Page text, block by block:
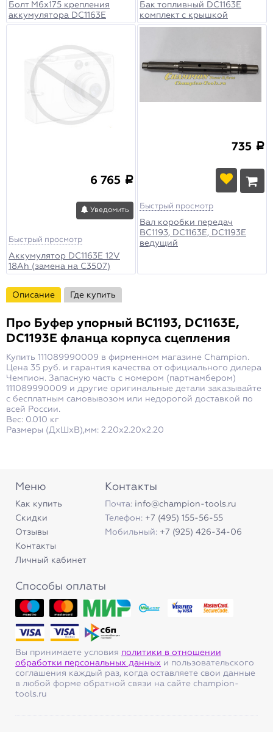
Болт М6х175 крепления
аккумулятора DC1163E
Бак топливный DC1163E
комплект с крышкой
6 765 a
Уведомить
Быстрый просмотр
Аккумулятор DC1163E 12V
18Ah (замена на C3507)
735 a
Быстрый просмотр
Вал коробки передач
BC1193, DC1163E, DC1193E
ведущий
Описание Где купить
Про Буфер упорный BC1193, DC1163E,
DC1193E фланца корпуса сцепления
Купить 111089990009 в фирменном магазине Champion.
Цена 35 руб. и гарантия качества от официального дилера
Чемпион. Запасную часть с номером (партнамбером)
111089990009 и другие оригинальные детали заказывайте
с бесплатным самовывозом или недорогой доставкой по
всей России.
Вес: 0.010 кг
Размеры (ДxШxВ),мм: 2.20x2.20x2.20
Меню
Как купить
Скидки
Отзывы
Контакты
Личный кабинет
Контакты
Почта: info@champion-tools.ru
Телефон: +7 (495) 155-56-55
Мобильный: +7 (925) 426-34-06
Способы оплаты
Вы принимаете условия политики в отношении
обработки персональных данных и пользовательского
соглашения каждый раз, когда оставляете свои данные
в любой форме обратной связи на сайте champion-
tools.ru